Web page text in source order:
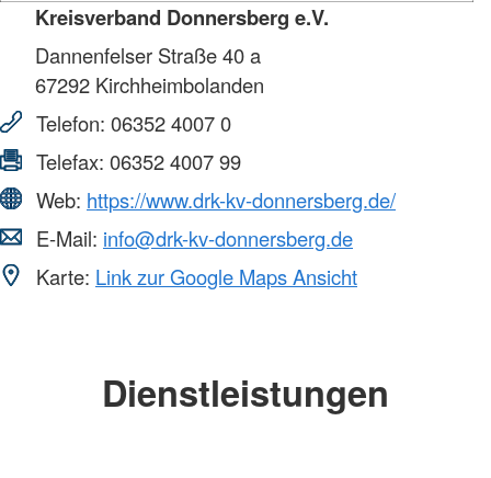
Kreisverband Donnersberg e.V.
Dannenfelser Straße 40 a
67292 Kirchheimbolanden
Telefon: 06352 4007 0
Telefax: 06352 4007 99
Web: https://www.drk-kv-donnersberg.de/
E-Mail: info@drk-kv-donnersberg.de
Karte: Link zur Google Maps Ansicht
Dienstleistungen